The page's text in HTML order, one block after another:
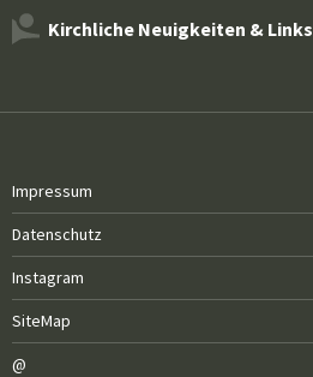
Kirchliche Neuigkeiten & Links
Impressum
Datenschutz
Instagram
SiteMap
@